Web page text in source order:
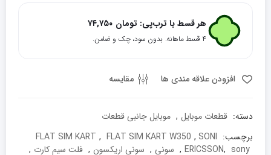
مموری
سونی
اریکسون
w350
هر قسط با ترب‌پی: ۷۴,۷۵۰ تومان
۴ قسط ماهانه. بدون سود، چک و ضامن.
افزودن علاقه مندی ها مقایسه
دسته: قطعات موبایل , موبایل جانبی قطعات
برچسب:
FLAT SIM KART , FLAT SIM KART W350 , SONI
ERICSSON, sony
, سونی , سونی اریکسون , فلت سیم کارت ,